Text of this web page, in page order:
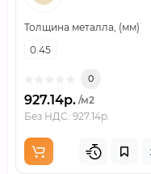
Толщина металла, (мм)
0.45
0
927.14р. /м2
Без НДС: 927.14р.